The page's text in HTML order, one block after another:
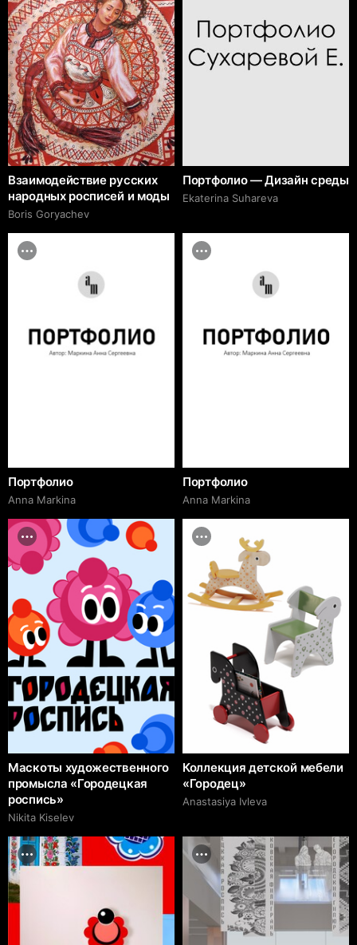
Взаимодействие русских
народных росписей и моды
Boris Goryachev
Портфолио — Дизайн среды
Ekaterina Suhareva
Портфолио
Anna Markina
Портфолио
Anna Markina
Маскоты художественного
промысла «Городецкая
роспись»
Nikita Kiselev
Коллекция детской мебели
«Городец»
Anastasiya Ivleva